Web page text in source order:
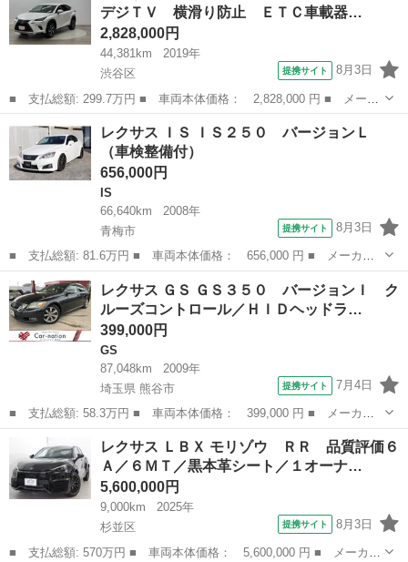
デジＴＶ 横滑り防止 ＥＴＣ車載器…
2,828,000円
44,381km
2019年
渋谷区
提携サイト 8月3日
■ 支払総額: 299.7万円 ■ 車両本体価格： 2,828,000 円 ■ メーカ
ー名： レクサス ■ 車種名： ＮＸ ■ グレード名： ＮＸ３０
０ Ｉパッケージ 地デジＴＶ 横滑り防止 ＥＴＣ車載器 ナビＴ
Ｖ アルミ...
東京 渋谷区 レクサス
レクサス ＩＳ ＩＳ２５０ バージョンＬ
（車検整備付）
656,000円
IS
66,640km
2008年
青梅市
提携サイト 8月3日
■ 支払総額: 81.6万円 ■ 車両本体価格： 656,000 円 ■ メーカー
名： レクサス ■ 車種名： ＩＳ ■ グレード名： ＩＳ２５０
バージョンＬ ■ 排気量： 2500cc ■ ドア枚数： 4D ■ ミッシ...
東京 青梅市 IS
レクサス ＧＳ ＧＳ３５０ バージョンＩ ク
ルーズコントロール／ＨＩＤヘッドラ…
399,000円
GS
87,048km
2009年
埼玉県 熊谷市
提携サイト 7月4日
■ 支払総額: 58.3万円 ■ 車両本体価格： 399,000 円 ■ メーカー
名： レクサス ■ 車種名： ＧＳ ■ グレード名： ＧＳ３５０
バージョンＩ クルーズコントロール／ＨＩＤヘッドランプ／ＡＦＳ
／オートライ...
GS
レクサス ＬＢＸ モリゾウ ＲＲ 品質評価６
Ａ／６ＭＴ／黒本革シート／１オーナ…
5,600,000円
9,000km
2025年
杉並区
提携サイト 8月3日
■ 支払総額: 570万円 ■ 車両本体価格： 5,600,000 円 ■ メーカー